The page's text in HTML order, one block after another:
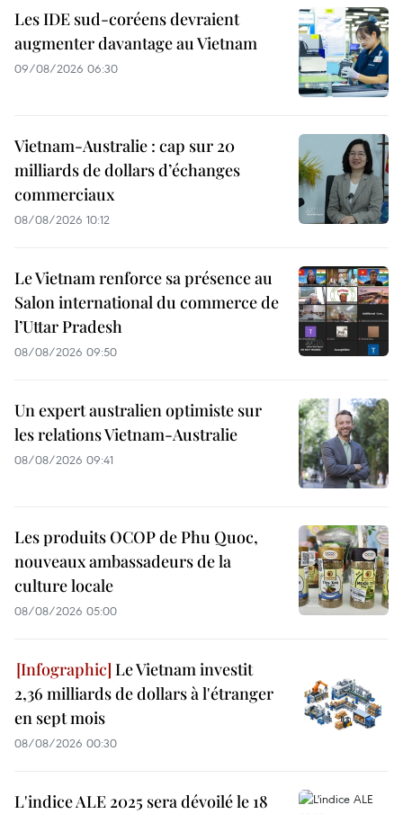
Les IDE sud-coréens devraient
augmenter davantage au Vietnam
09/08/2026 06:30
Vietnam-Australie : cap sur 20
milliards de dollars d’échanges
commerciaux
08/08/2026 10:12
Le Vietnam renforce sa présence au
Salon international du commerce de
l’Uttar Pradesh
08/08/2026 09:50
Un expert australien optimiste sur
les relations Vietnam-Australie
08/08/2026 09:41
Les produits OCOP de Phu Quoc,
nouveaux ambassadeurs de la
culture locale
08/08/2026 05:00
Le Vietnam investit
2,36 milliards de dollars à l'étranger
en sept mois
08/08/2026 00:30
L'indice ALE 2025 sera dévoilé le 18